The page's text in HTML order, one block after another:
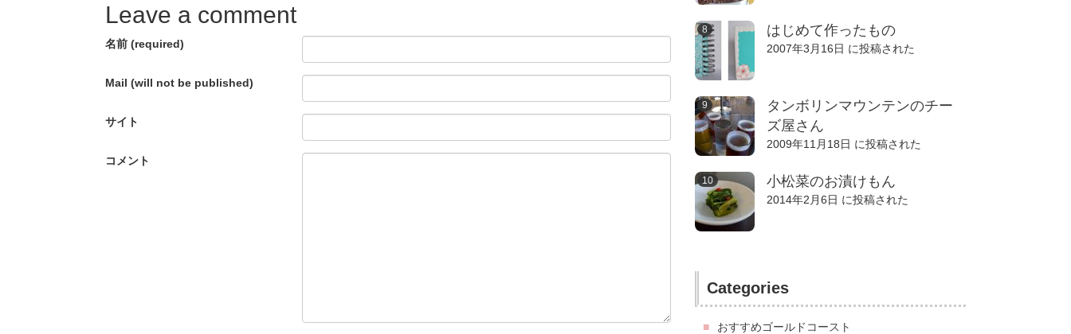
Leave a comment
名前 (required)
Mail (will not be published)
サイト
コメント
はじめて作ったもの
2007年3月16日 に投稿された
タンボリンマウンテンのチー
ズ屋さん
2009年11月18日 に投稿された
小松菜のお漬けもん
2014年2月6日 に投稿された
Categories
おすすめゴールドコースト